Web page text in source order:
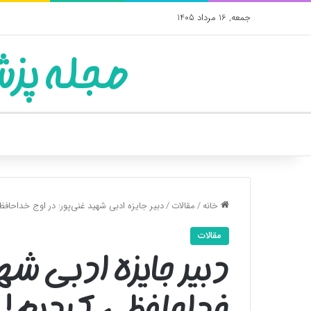
جمعه, 16 مرداد 1405
مجله
خانه/مقالات/دبیر جایزه ادبی شهید غنی‌پور: در اوج
مقالات
دبیر جایزه ادبی